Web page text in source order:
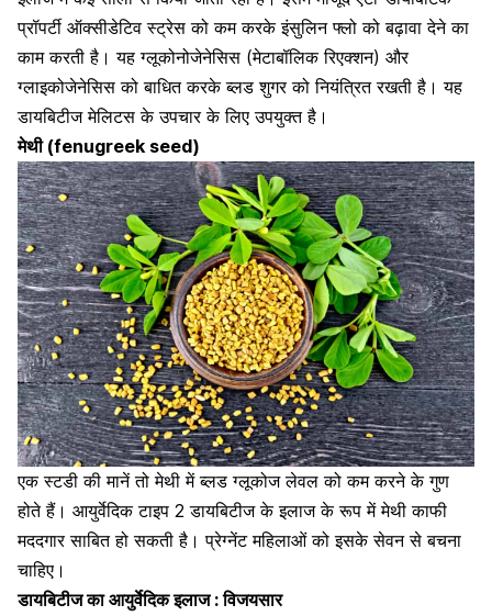
प्रॉपर्टी ऑक्सीडेटिव स्ट्रेस को कम करके इंसुलिन फ्लो को बढ़ावा देने का
काम करती है। यह ग्लूकोनोजेनेसिस (मेटाबॉलिक रिएक्शन) और
ग्लाइकोजेनेसिस को बाधित करके ब्लड शुगर को नियंत्रित रखती है। यह
डायबिटीज मेलिटस के उपचार के लिए उपयुक्त है।
मेथी (fenugreek seed)
एक स्टडी की मानें तो मेथी में ब्लड ग्लूकोज लेवल को कम करने के गुण
होते हैं। आयुर्वेदिक टाइप 2 डायबिटीज के इलाज के रूप मेंमेथीकाफी
मददगार साबित हो सकती है। प्रेग्नेंट महिलाओं को इसके सेवन से बचना
चाहिए।
डायबिटीज का आयुर्वेदिक इलाज : विजयसार